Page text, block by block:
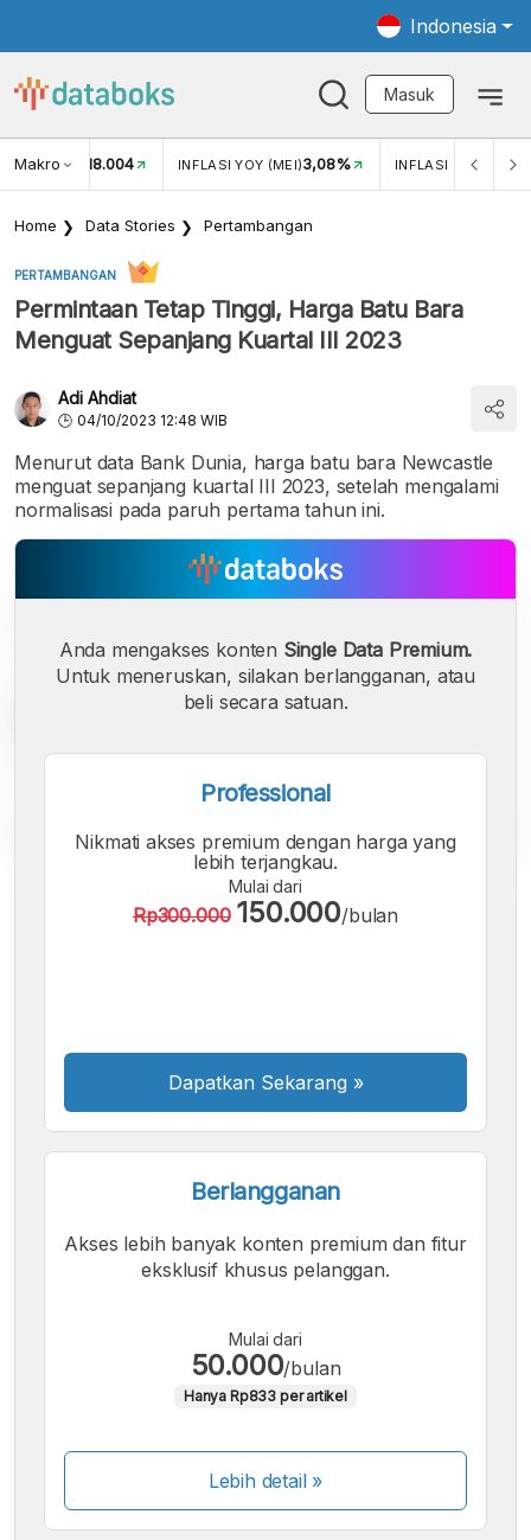
Indonesia
Masuk
Makro
USD/IDR 18.004 INFLASI YOY (MEI)3,08% INFLASI MOM (MEI)
Home Data Stories Pertambangan
PERTAMBANGAN
Permintaan Tetap Tinggi, Harga Batu Bara
Menguat Sepanjang Kuartal III 2023
Adi Ahdiat
04/10/2023 12:48 WIB
Menurut data Bank Dunia, harga batu bara Newcastle
menguat sepanjang kuartal III 2023, setelah mengalami
normalisasi pada paruh pertama tahun ini.
Font
A
Font
A
Font
Anda mengakses konten Single Data Premium.
Untuk meneruskan, silakan berlangganan, atau
beli secara satuan.
Professional
Nikmati akses premium dengan harga yang
lebih terjangkau.
Mulai dari
Rp300.000 150.000/bulan
Dapatkan Sekarang »
Berlangganan
Akses lebih banyak konten premium dan fitur
eksklusif khusus pelanggan.
Mulai dari
50.000/bulan
Hanya Rp833 per artikel
Lebih detail »